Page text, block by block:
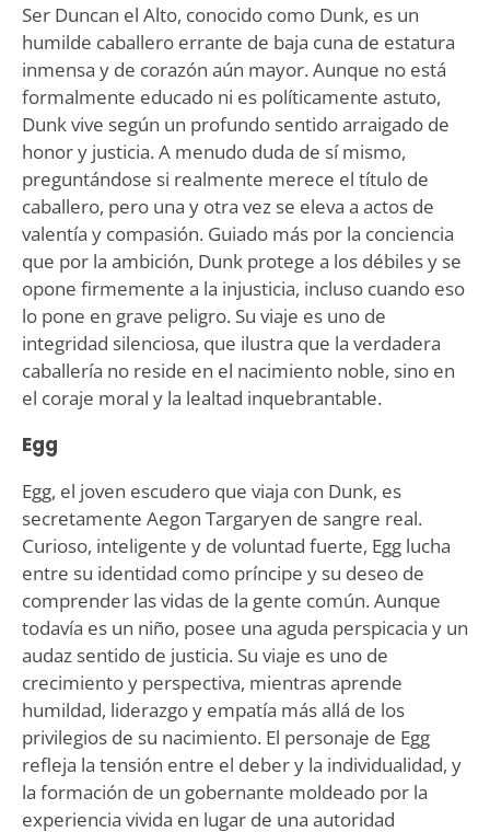
Ser Duncan el Alto, conocido como Dunk, es un
humilde caballero errante de baja cuna de estatura
inmensa y de corazón aún mayor. Aunque no está
formalmente educado ni es políticamente astuto,
Dunk vive según un profundo sentido arraigado de
honor y justicia. A menudo duda de sí mismo,
preguntándose si realmente merece el título de
caballero, pero una y otra vez se eleva a actos de
valentía y compasión. Guiado más por la conciencia
que por la ambición, Dunk protege a los débiles y se
opone firmemente a la injusticia, incluso cuando eso
lo pone en grave peligro. Su viaje es uno de
integridad silenciosa, que ilustra que la verdadera
caballería no reside en el nacimiento noble, sino en
el coraje moral y la lealtad inquebrantable.
Egg
Egg, el joven escudero que viaja con Dunk, es
secretamente Aegon Targaryen de sangre real.
Curioso, inteligente y de voluntad fuerte, Egg lucha
entre su identidad como príncipe y su deseo de
comprender las vidas de la gente común. Aunque
todavía es un niño, posee una aguda perspicacia y un
audaz sentido de justicia. Su viaje es uno de
crecimiento y perspectiva, mientras aprende
humildad, liderazgo y empatía más allá de los
privilegios de su nacimiento. El personaje de Egg
refleja la tensión entre el deber y la individualidad, y
la formación de un gobernante moldeado por la
experiencia vivida en lugar de una autoridad